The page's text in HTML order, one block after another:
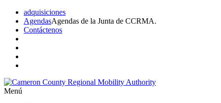
adquisiciones
AgendasAgendas de la Junta de CCRMA.
Contáctenos
Menú